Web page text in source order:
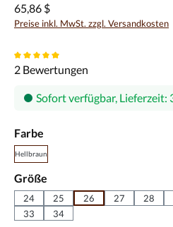
65,86 $
Preise inkl. MwSt. zzgl. Versandkosten
Durchschnittliche Bewertung
2 Bewertungen
Sofort verfügbar, Lieferzeit:
Farbe
Hellbraun
Größe
24 25 26 27 28
33
34